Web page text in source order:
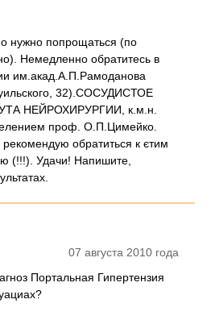
нужно попрощаться (по
Немедленно обратитесь в
им.акад.А.П.Рамоданова
32).СОСУДИСТОЕ
НЕЙРОХИРУРГИИ, к.м.н.
проф. О.П.Цимейко.
обратиться к єтим
(!!!). Удачи! Напишите,
07 августа 2010 года
Портальная Гипертензия